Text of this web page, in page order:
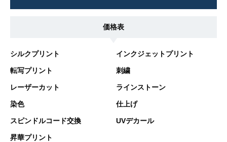
価格表
シルクプリント インクジェットプリント
転写プリント 刺繍
レーザーカット ラインストーン
染色 仕上げ
スピンドルコード交換 UVデカール
昇華プリント